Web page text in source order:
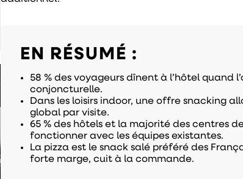
EN RÉSUMÉ :
58 % des voyageurs dînent à l’hôtel quand
conjoncturelle.
Dans les loisirs indoor, une offre snacking
global par visite.
65 % des hôtels et la majorité des centres
fonctionner avec les équipes existantes.
La pizza est le snack salé préféré des
forte marge, cuit à la commande.